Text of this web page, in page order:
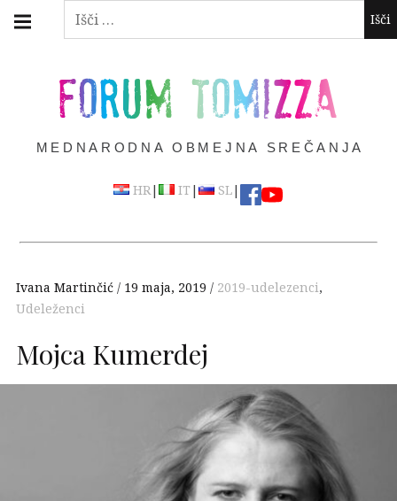
Išči:
Skip
FORUM TOMIZZA
MEDNARODNA OBMEJNA SREČANJA
HR| IT | SL|
navigation
Ivana Martinčić 19 maja, 2019 2019-udelezenci,
Udeleženci
Mojca Kumerdej